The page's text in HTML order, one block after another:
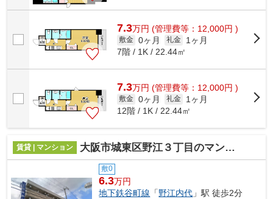
7.3万円 (管理費等：12,000円 )
敷金 0ヶ月 礼金
1ヶ月
7階 / 1K / 22.44㎡
7.3万円 (管理費等：12,000円 )
敷金 0ヶ月 礼金
1ヶ月
12階 / 1K / 22.44㎡
賃貸 | マンション 大阪市城東区野江３丁目のマンション
敷0
6.3万円
地下鉄谷町線 「野江内代 」駅 徒歩2分